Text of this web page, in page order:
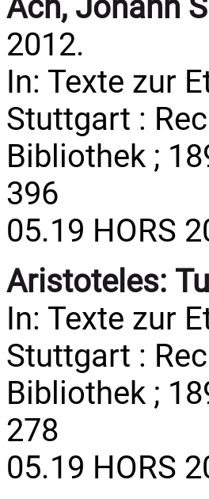
Ach, Johann
2012.
In: Texte zur
Stuttgart :
Bibliothek ;
396
05.19 HORS
Aristoteles:
In: Texte zur
Stuttgart :
Bibliothek ;
278
05.19 HORS